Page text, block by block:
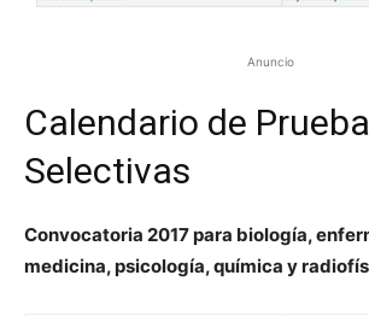
Anuncio
Calendario de
Selectivas
Convocatoria 2017para biología,
medicina, psicología, química y